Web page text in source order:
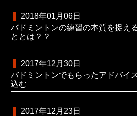
2018年01月06日
バドミントンの練習の本質を捉え
ととは？？
2017年12月30日
バドミントンでもらったアドバイ
込む
2017年12月23日